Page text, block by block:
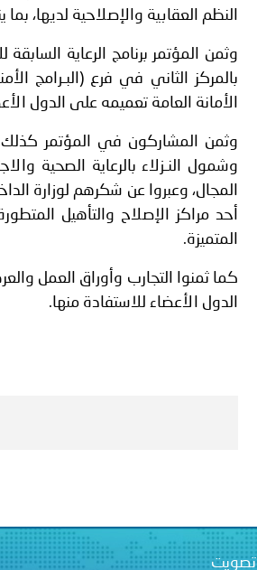
النظم العقابية والإصلاحية لديها،
وثمن المؤتمر برنامج الرعاية
الأمانة العامة تعميمه على الدول
وثمن المشاركون في المؤتمر كذلك
وشمول النـزلاء بالرعاية الصحية
المجال، وعبروا عن شكرهم لوزارة
أحد مراكز الإصلاح والتأهيل
المتميزة.
كما ثمنوا التجارب وأوراق العمل
الدول الأعضاء للاستفادة منها.
تصويت